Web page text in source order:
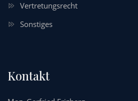
Vertretungsrecht
Sonstiges
Kontakt